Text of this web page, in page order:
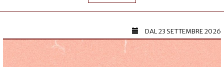
DAL23 SETTEMBRE 2026